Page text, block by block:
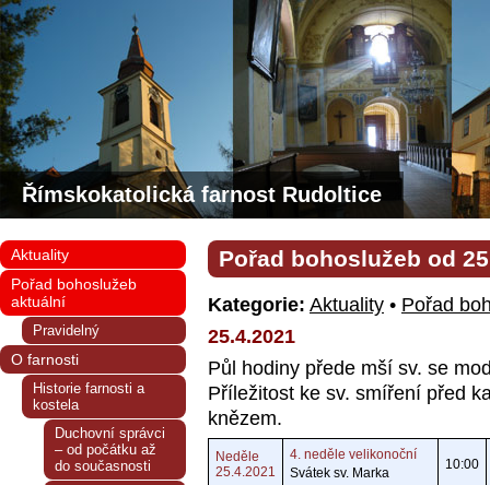
Římskokatolická farnost Rudoltice
Pořad bohoslužeb od
Kategorie: Aktuality • Pořad
25.4.2021
Půl hodiny přede mší sv. se
Příležitost ke sv. smíření před
knězem.
Neděle
25.4.2021
4. neděle velikonoční
Svátek sv. Marka
10:00
Aktuality
Pořad bohoslužeb
aktuální
Pravidelný
O farnosti
Historie farnosti a
kostela
Duchovní správci
– od počátku až
do současnosti